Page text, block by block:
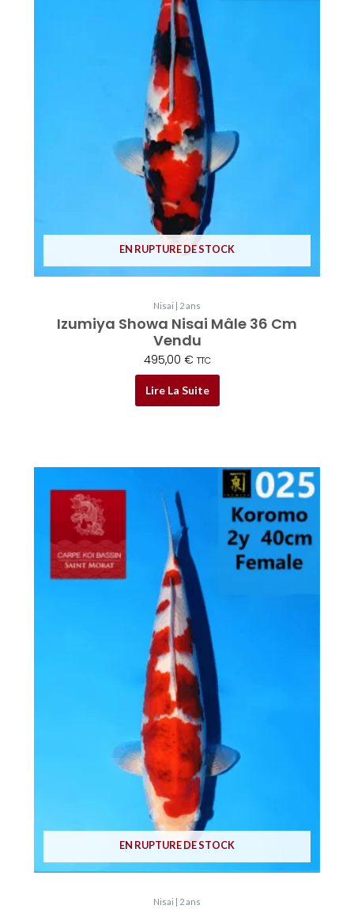
EN RUPTURE DE STOCK
Nisai | 2 ans
Izumiya Showa Nisai Mâle 36 Cm
Vendu
495,00 € TTC
Lire La Suite
EN RUPTURE DE STOCK
Nisai | 2 ans